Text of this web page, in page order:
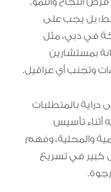
بل يجب على
في دبي، مثل
بمستشارين
وتجنب أي عراقيل.
بالمتطلبات
أثناء تأسيس
والمحلية، وفهم
كبير في تسريع